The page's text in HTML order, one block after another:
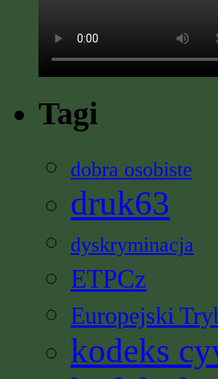
Tagi
dobra osobiste
druk63
dyskryminacja
ETPCz
Europejski
kodeks